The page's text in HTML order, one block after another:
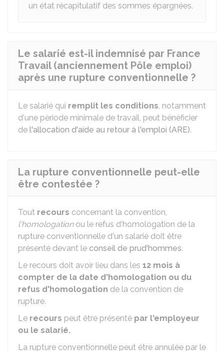
un état récapitulatif des sommes épargnées.
Le salarié est-il indemnisé par France
Travail (anciennement Pôle emploi)
après une rupture conventionnelle ?
Le salarié qui remplit les conditions, notamment
d'une période minimale de travail, peut bénéficier
de l'allocation d'aide au retour à l'emploi (ARE).
La rupture conventionnelle peut-elle
être contestée ?
Tout recours concernant la convention,
l'homologationou le refus d'homologation de la
rupture conventionnelle d'un salarié doit être
présenté devant le conseil de prud'hommes.
Le recours doit avoir lieu dans les 12 mois à
compter de la date d'homologation ou du
refus d'homologation de la convention de
rupture.
Le recours peut être présenté par l'employeur
ou le salarié.
La rupture conventionnelle peut être annulée par le